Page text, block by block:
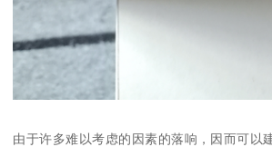
由于许多难以考虑的因素的落响，因而可以